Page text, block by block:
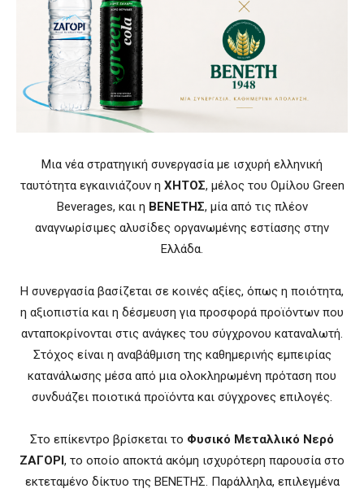
Μια νέα στρατηγική συνεργασία με ισχυρή ελληνική
ταυτότητα εγκαινιάζουν η ΧΗΤΟΣ, μέλος του Ομίλου Green
Beverages, και η ΒΕΝΕΤΗΣ, μία από τις πλέον
αναγνωρίσιμες αλυσίδες οργανωμένης εστίασης στην
Ελλάδα.
Η συνεργασία βασίζεται σε κοινές αξίες, όπως η ποιότητα,
η αξιοπιστία και η δέσμευση για προσφορά προϊόντων που
ανταποκρίνονται στις ανάγκες του σύγχρονου καταναλωτή.
Στόχος είναι η αναβάθμιση της καθημερινής εμπειρίας
κατανάλωσης μέσα από μια ολοκληρωμένη πρόταση που
συνδυάζει ποιοτικά προϊόντα και σύγχρονες επιλογές.
Στο επίκεντρο βρίσκεται το Φυσικό Μεταλλικό Νερό
ΖΑΓΟΡΙ, το οποίο αποκτά ακόμη ισχυρότερη παρουσία στο
εκτεταμένο δίκτυο της ΒΕΝΕΤΗΣ. Παράλληλα, επιλεγμένα